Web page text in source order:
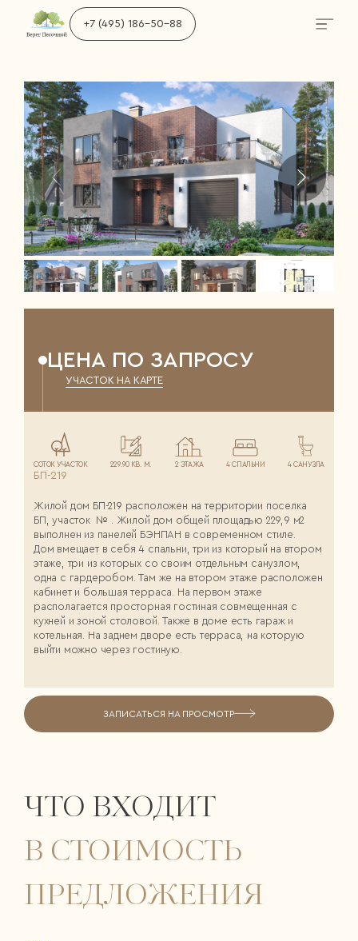
+7 (495) 186-50-88
ЦЕНА ПО ЗАПРОСУ
УЧАСТОК НА КАРТЕ
СОТОК УЧАСТОК 229.90 КВ. М. 2 ЭТАЖА 4 СПАЛЬНИ 4 САНУЗЛА
БП-219
Жилой дом БП-219 расположен на территории поселка
БП, участок № . Жилой дом общей площадью 229,9 м2
выполнен из панелей БЭНПАН в современном стиле.
Дом вмещает в себя 4 спальни, три из который на втором
этаже, три из которых со своим отдельным санузлом,
одна с гардеробом. Там же на втором этаже расположен
кабинет и большая терраса. На первом этаже
располагается просторная гостиная совмещенная с
кухней и зоной столовой. Также в доме есть гараж и
котельная. На заднем дворе есть терраса, на которую
выйти можно через гостиную.
ЗАПИСАТЬСЯ НА ПРОСМОТР
ЧТО ВХОДИТ
В СТОИМОСТЬ
ПРЕДЛОЖЕНИЯ